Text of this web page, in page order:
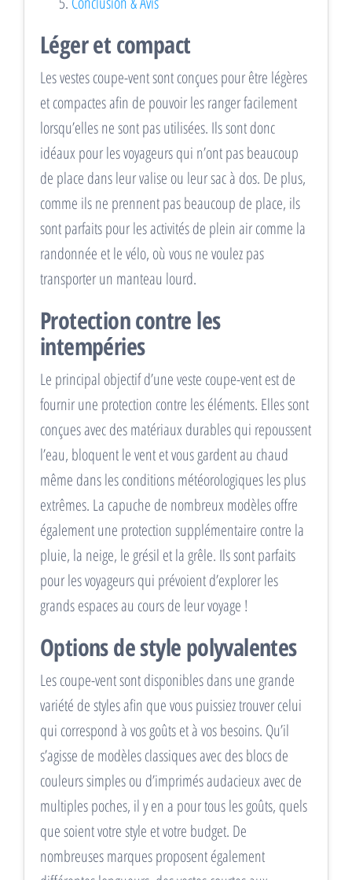
Léger et compact
Les vestes coupe-vent sont conçues pour être légères
et compactes afin de pouvoir les ranger facilement
lorsqu’elles ne sont pas utilisées. Ils sont donc
idéaux pour les voyageurs qui n’ont pas beaucoup
de place dans leur valise ou leur sac à dos. De plus,
comme ils ne prennent pas beaucoup de place, ils
sont parfaits pour les activités de plein air comme la
randonnée et le vélo, où vous ne voulez pas
transporter un manteau lourd.
Protection contre les
intempéries
Le principal objectif d’une veste coupe-vent est de
fournir une protection contre les éléments. Elles sont
conçues avec des matériaux durables qui repoussent
l’eau, bloquent le vent et vous gardent au chaud
même dans les conditions météorologiques les plus
extrêmes. La capuche de nombreux modèles offre
également une protection supplémentaire contre la
pluie, la neige, le grésil et la grêle. Ils sont parfaits
pour les voyageurs qui prévoient d’explorer les
grands espaces au cours de leur voyage !
Options de style polyvalentes
Les coupe-vent sont disponibles dans une grande
variété de styles afin que vous puissiez trouver celui
qui correspond à vos goûts et à vos besoins. Qu’il
s’agisse de modèles classiques avec des blocs de
couleurs simples ou d’imprimés audacieux avec de
multiples poches, il y en a pour tous les goûts, quels
que soient votre style et votre budget. De
nombreuses marques proposent également